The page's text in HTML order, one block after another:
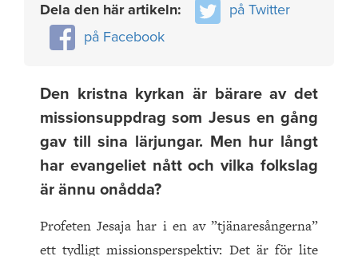
Dela den här artikeln:
på Twitter
på Facebook
Den kristna kyrkan är bärare av det
missionsuppdrag som Jesus en gång
gav till sina lärjungar. Men hur långt
har evangeliet nått och vilka folkslag
är ännu onådda?
Profeten Jesaja har i en av ”tjänaresångerna”
ett tydligt missionsperspektiv: Det är för lite